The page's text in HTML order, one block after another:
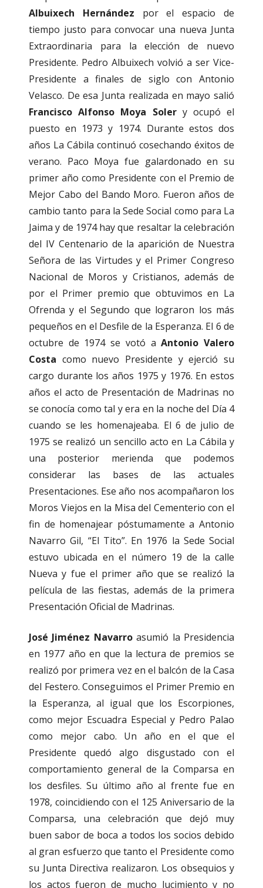
Albuixech Hernández por el espacio de
tiempo justo para convocar una nueva Junta
Extraordinaria para la elección de nuevo
Presidente. Pedro Albuixech volvió a ser Vice-
Presidente a finales de siglo con Antonio
Velasco. De esa Junta realizada en mayo salió
Francisco Alfonso Moya Solery ocupó el
puesto en 1973 y 1974. Durante estos dos
años La Cábila continuó cosechando éxitos de
verano. Paco Moya fue galardonado en su
primer año como Presidente con el Premio de
Mejor Cabo del Bando Moro. Fueron años de
cambio tanto para la Sede Social como para La
Jaima y de 1974 hay que resaltar la celebración
del IV Centenario de la aparición de Nuestra
Señora de las Virtudes y el Primer Congreso
Nacional de Moros y Cristianos, además de
por el Primer premio que obtuvimos en La
Ofrenda y el Segundo que lograron los más
pequeños en el Desfile de la Esperanza. El 6 de
octubre de 1974 se votó aAntonio Valero
Costa como nuevo Presidente y ejerció su
cargo durante los años 1975 y 1976. En estos
años el acto de Presentación de Madrinas no
se conocía como tal y era en la noche del Día 4
cuando se les homenajeaba. El 6 de julio de
1975 se realizó un sencillo acto en La Cábila y
una posterior merienda que podemos
considerar las bases de las actuales
Presentaciones. Ese año nos acompañaron los
Moros Viejos en la Misa del Cementerio con el
fin de homenajear póstumamente a Antonio
Navarro Gil, “El Tito”. En 1976 la Sede Social
estuvo ubicada en el número 19 de la calle
Nueva y fue el primer año que se realizó la
película de las fiestas, además de la primera
Presentación Oficial de Madrinas.
José Jiménez Navarroasumió la Presidencia
en 1977 año en que la lectura de premios se
realizó por primera vez en el balcón de la Casa
del Festero. Conseguimos el Primer Premio en
la Esperanza, al igual que los Escorpiones,
como mejor Escuadra Especial y Pedro Palao
como mejor cabo. Un año en el que el
Presidente quedó algo disgustado con el
comportamiento general de la Comparsa en
los desfiles. Su último año al frente fue en
1978, coincidiendo con el 125 Aniversario de la
Comparsa, una celebración que dejó muy
buen sabor de boca a todos los socios debido
al gran esfuerzo que tanto el Presidente como
su Junta Directiva realizaron. Los obsequios y
los actos fueron de mucho lucimiento y no